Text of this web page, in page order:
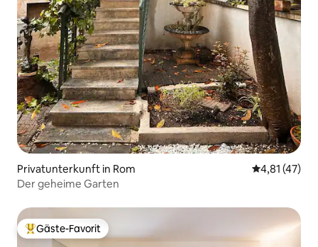
Privatunterkunft in Rom
4,81 (47)
Der geheime Garten
Beliebter Gäste-Favorit.
Gäste-Favorit